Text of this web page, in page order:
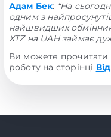
Адам Бек: “На
одним з
найшвидших
XTZ на UAH займає
Ви можете прочитати
роботу на сторінці